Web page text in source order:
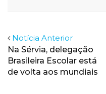
Notícia Anterior
Na Sérvia, delegação
Brasileira Escolar está
de volta aos mundiais